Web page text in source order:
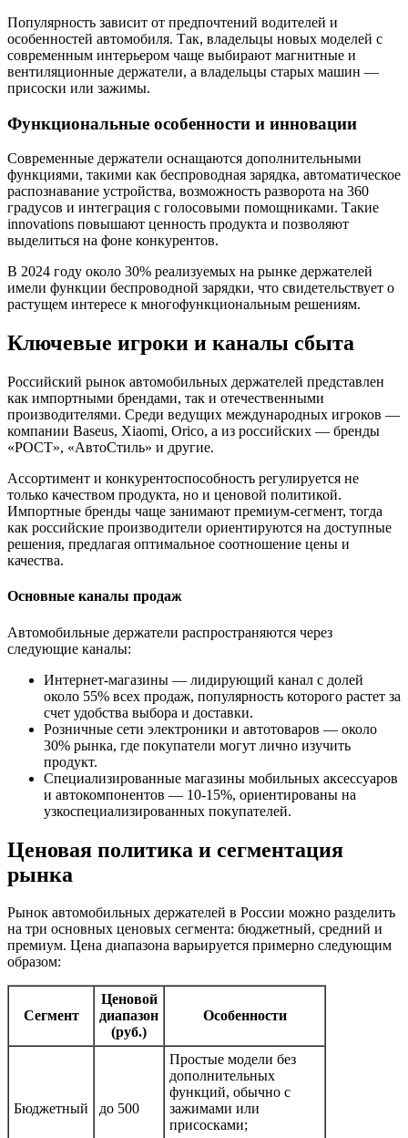
Популярность зависит от предпочтений водителей и
особенностей автомобиля. Так, владельцы новых моделей с
современным интерьером чаще выбирают магнитные и
вентиляционные держатели, а владельцы старых машин —
присоски или зажимы.
Функциональные особенности и инновации
Современные держатели оснащаются дополнительными
функциями, такими как беспроводная зарядка, автоматическое
распознавание устройства, возможность разворота на 360
градусов и интеграция с голосовыми помощниками. Такие
innovations повышают ценность продукта и позволяют
выделиться на фоне конкурентов.
В 2024 году около 30% реализуемых на рынке держателей
имели функции беспроводной зарядки, что свидетельствует о
растущем интересе к многофункциональным решениям.
Ключевые игроки и каналы сбыта
Российский рынок автомобильных держателей представлен
как импортными брендами, так и отечественными
производителями. Среди ведущих международных игроков —
компании Baseus, Xiaomi, Orico, а из российских — бренды
«РОСТ», «АвтоСтиль» и другие.
Ассортимент и конкурентоспособность регулируется не
только качеством продукта, но и ценовой политикой.
Импортные бренды чаще занимают премиум-сегмент, тогда
как российские производители ориентируются на доступные
решения, предлагая оптимальное соотношение цены и
качества.
Основные каналы продаж
Автомобильные держатели распространяются через
следующие каналы:
Интернет-магазины — лидирующий канал с долей
около 55% всех продаж, популярность которого растет за
счет удобства выбора и доставки.
Розничные сети электроники и автотоваров — около
30% рынка, где покупатели могут лично изучить
продукт.
Специализированные магазины мобильных аксессуаров
и автокомпонентов — 10-15%, ориентированы на
узкоспециализированных покупателей.
Ценовая политика и сегментация
рынка
Рынок автомобильных держателей в России можно разделить
на три основных ценовых сегмента: бюджетный, средний и
премиум. Цена диапазона варьируется примерно следующим
образом:
Сегмент
Ценовой
диапазон
(руб.)
Особенности
Бюджетный до 500
Простые модели без
дополнительных
функций, обычно с
зажимами или
присосками;